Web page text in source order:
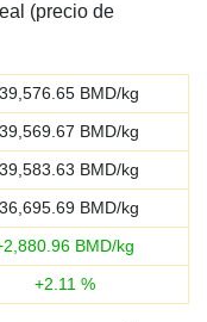
(precio de
BMD/kg
BMD/kg
BMD/kg
BMD/kg
2,880.96 BMD/kg
+2.11 %